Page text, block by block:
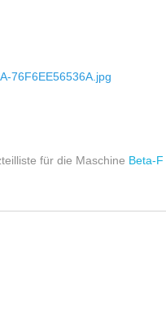
für die Maschine Beta-F